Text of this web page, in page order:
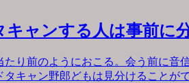
ャンする人は事前に
り前のようにおこる。会う前に音
キャン野郎どもは見分けることが